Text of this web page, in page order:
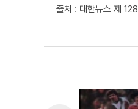
출처 : 대한뉴스 제